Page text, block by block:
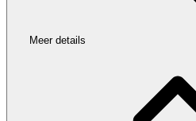
Meer details